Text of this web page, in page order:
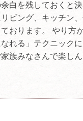
白を残しておくと
ビング、キッチン
おります。 やり方
れる」テクニック
族みなさんで楽し